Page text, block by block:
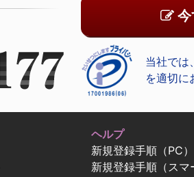
今
当社では
を適切に
ヘルプ
新規登録手順（PC）
新規登録手順（スマ